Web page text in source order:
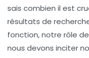
sais combien il est
résultats de
fonction, notre rôle
nous devons inciter